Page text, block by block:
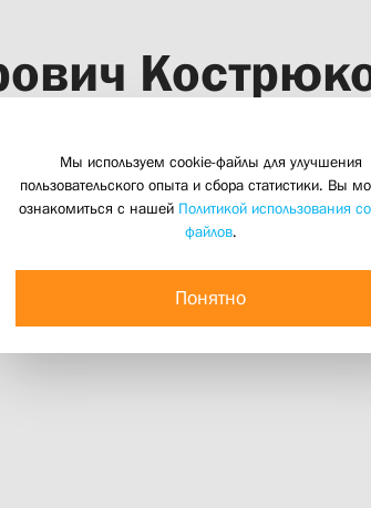
Мы используем cookie-файлы для улучшения
пользовательского опыта и сбора статистики. Вы
ознакомиться с нашей Политикой использования
файлов.
Понятно